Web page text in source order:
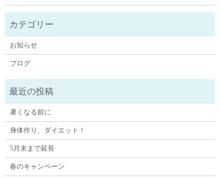
お知らせ
ブログ
暑くなる前に
身体作り、ダイエット！
5月末まで延長
春のキャンペーン